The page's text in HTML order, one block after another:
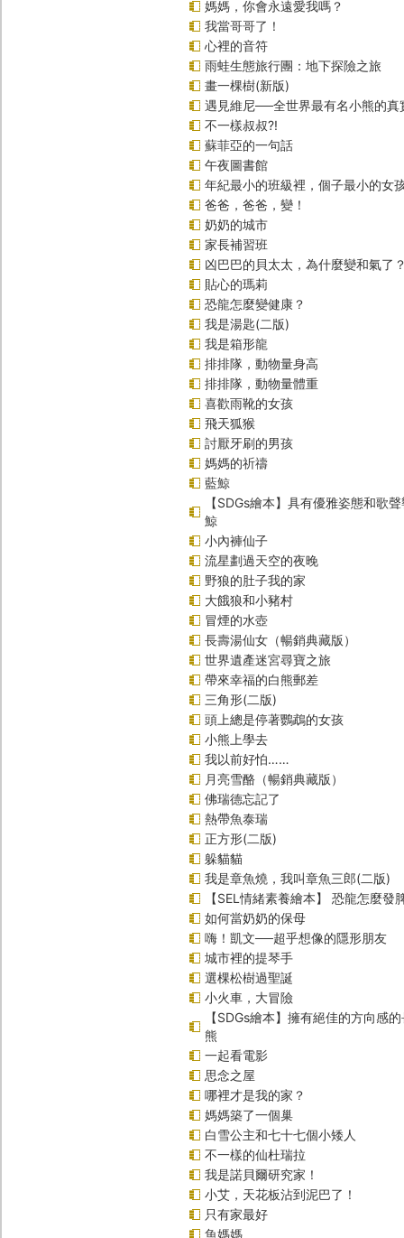
媽媽，你會永遠愛我嗎？
我當哥哥了！
心裡的音符
雨蛙生態旅行團：地下探險之旅
畫一棵樹(新版)
遇見維尼──全世界最有名小熊的真
不一樣叔叔?!
蘇菲亞的一句話
午夜圖書館
年紀最小的班級裡，個子最小的女
爸爸，爸爸，變！
奶奶的城市
家長補習班
凶巴巴的貝太太，為什麼變和氣了
貼心的瑪莉
恐龍怎麼變健康？
我是湯匙(二版)
我是箱形龍
排排隊，動物量身高
排排隊，動物量體重
喜歡雨靴的女孩
飛天狐猴
討厭牙刷的男孩
媽媽的祈禱
藍鯨
【SDGs繪本】具有優雅姿態和歌
鯨
小內褲仙子
流星劃過天空的夜晚
野狼的肚子我的家
大餓狼和小豬村
冒煙的水壺
長壽湯仙女（暢銷典藏版）
世界遺產迷宮尋寶之旅
帶來幸福的白熊郵差
三角形(二版)
頭上總是停著鸚鵡的女孩
小熊上學去
我以前好怕……
月亮雪酪（暢銷典藏版）
佛瑞德忘記了
熱帶魚泰瑞
正方形(二版)
躲貓貓
我是章魚燒，我叫章魚三郎(二版)
【SEL情緒素養繪本】 恐龍怎麼發
如何當奶奶的保母
嗨！凱文──超乎想像的隱形朋友
城市裡的提琴手
選棵松樹過聖誕
小火車，大冒險
【SDGs繪本】擁有絕佳的方向感
熊
一起看電影
思念之屋
哪裡才是我的家？
媽媽築了一個巢
白雪公主和七十七個小矮人
不一樣的仙杜瑞拉
我是諾貝爾研究家！
小艾，天花板沾到泥巴了！
只有家最好
魚媽媽